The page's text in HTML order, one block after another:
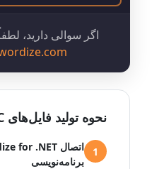
اگر سوالی دارید،
نحوه تولید فایل‌های DOC در C#
1
برنامه‌نویسی